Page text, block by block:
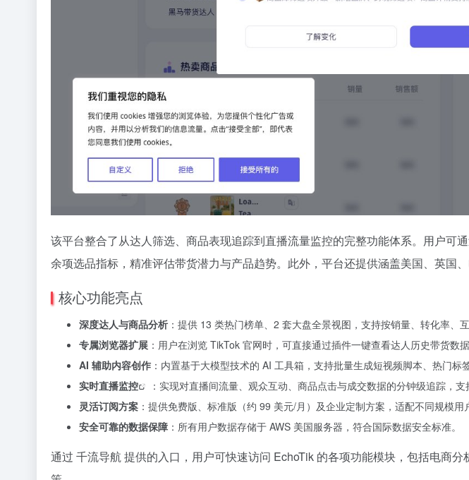
该平台整合了从达人筛选、商品表现追踪到直播流量监控的完整功能体系。用户可
余项选品指标，精准评估带货潜力与产品趋势。此外，平台还提供涵盖美国、英国
核心功能亮点
深度达人与商品分析 ：提供 13 类热门榜单、2 套大盘全景视图，支持按销量、转化率、
专属浏览器扩展 ：用户在浏览 TikTok 官网时，可直接通过插件一键查看达人历史带货数
AI 辅助内容创作 ：内置基于大模型技术的 AI 工具箱，支持批量生成短视频脚本、热门
实时直播监控
：实现对直播间流量、观众互动、商品点击与成交数据的分钟级追踪，
灵活订阅方案 ：提供免费版、标准版（约 99 美元/月）及企业定制方案，适配不同规模用
安全可靠的数据保障 ：所有用户数据存储于 AWS 美国服务器，符合国际数据安全标准。
通过 千流导航 提供的入口，用户可快速访问 EchoTik 的各项功能模块，包括电商